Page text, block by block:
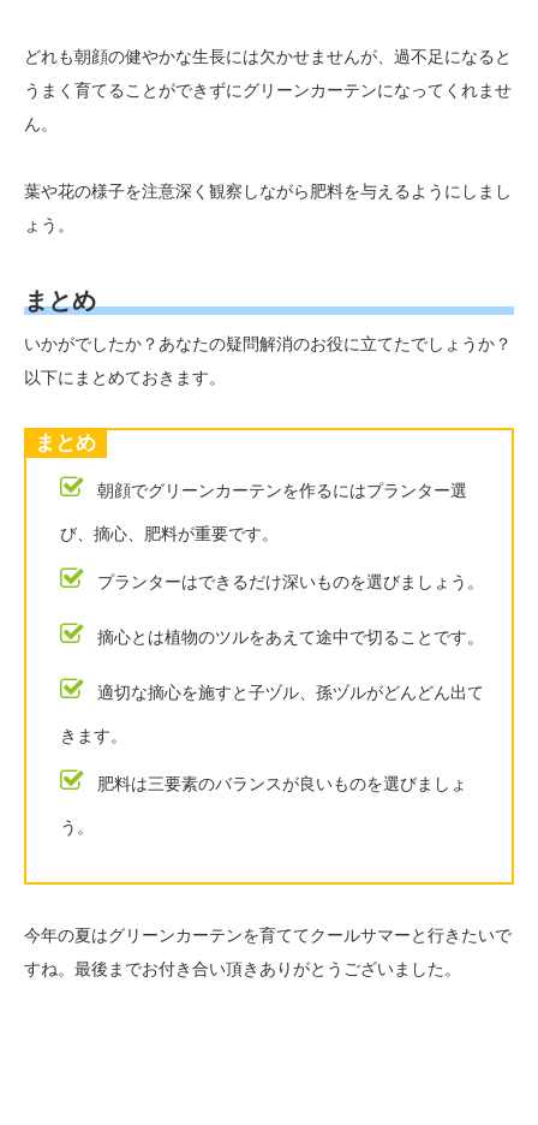
どれも朝顔の健やかな生長には欠かせませんが、過不足になると
うまく育てることができずにグリーンカーテンになってくれませ
ん。
葉や花の様子を注意深く観察しながら肥料を与えるようにしまし
ょう。
まとめ
いかがでしたか？あなたの疑問解消のお役に立てたでしょうか？
以下にまとめておきます。
まとめ
朝顔でグリーンカーテンを作るにはプランター選
び、摘心、肥料が重要です。
プランターはできるだけ深いものを選びましょう。
摘心とは植物のツルをあえて途中で切ることです。
適切な摘心を施すと子ヅル、孫ヅルがどんどん出て
きます。
肥料は三要素のバランスが良いものを選びましょ
う。
今年の夏はグリーンカーテンを育ててクールサマーと行きたいで
すね。最後までお付き合い頂きありがとうございました。